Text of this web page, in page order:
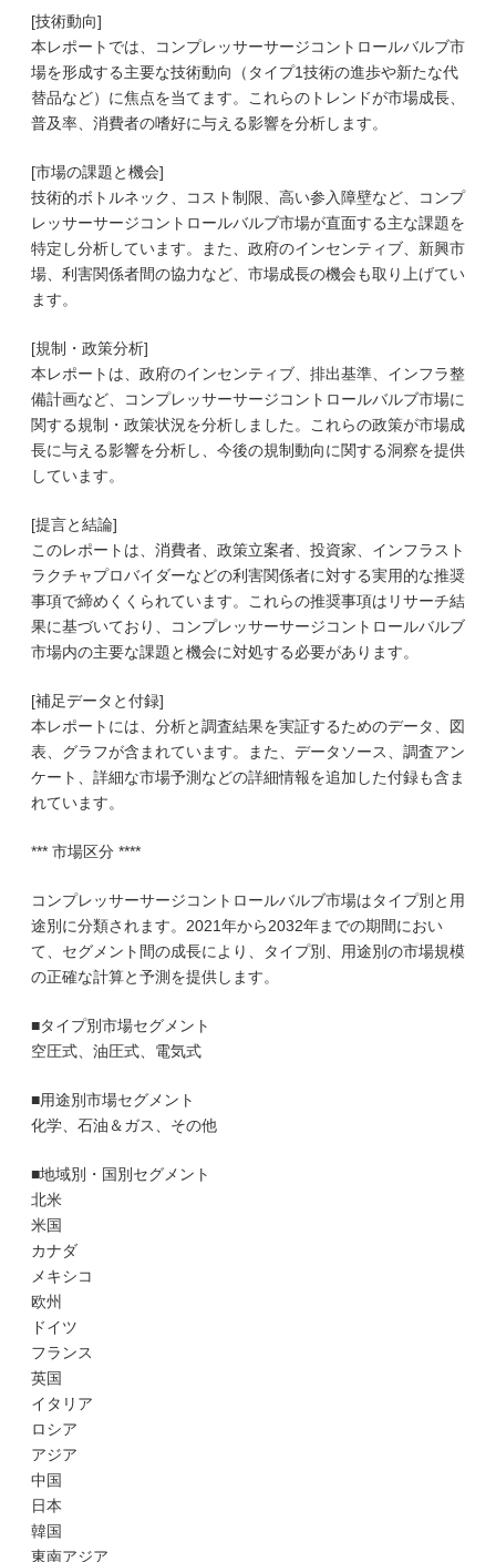
[技術動向]
本レポートでは、コンプレッサーサージコントロールバルブ市
場を形成する主要な技術動向（タイプ1技術の進歩や新たな代
替品など）に焦点を当てます。これらのトレンドが市場成長、
普及率、消費者の嗜好に与える影響を分析します。
[市場の課題と機会]
技術的ボトルネック、コスト制限、高い参入障壁など、コンプ
レッサーサージコントロールバルブ市場が直面する主な課題を
特定し分析しています。また、政府のインセンティブ、新興市
場、利害関係者間の協力など、市場成長の機会も取り上げてい
ます。
[規制・政策分析]
本レポートは、政府のインセンティブ、排出基準、インフラ整
備計画など、コンプレッサーサージコントロールバルブ市場に
関する規制・政策状況を分析しました。これらの政策が市場成
長に与える影響を分析し、今後の規制動向に関する洞察を提供
しています。
[提言と結論]
このレポートは、消費者、政策立案者、投資家、インフラスト
ラクチャプロバイダーなどの利害関係者に対する実用的な推奨
事項で締めくくられています。これらの推奨事項はリサーチ結
果に基づいており、コンプレッサーサージコントロールバルブ
市場内の主要な課題と機会に対処する必要があります。
[補足データと付録]
本レポートには、分析と調査結果を実証するためのデータ、図
表、グラフが含まれています。また、データソース、調査アン
ケート、詳細な市場予測などの詳細情報を追加した付録も含ま
れています。
*** 市場区分 ****
コンプレッサーサージコントロールバルブ市場はタイプ別と用
途別に分類されます。2021年から2032年までの期間におい
て、セグメント間の成長により、タイプ別、用途別の市場規模
の正確な計算と予測を提供します。
■タイプ別市場セグメント
空圧式、油圧式、電気式
■用途別市場セグメント
化学、石油＆ガス、その他
■地域別・国別セグメント
北米
米国
カナダ
メキシコ
欧州
ドイツ
フランス
英国
イタリア
ロシア
アジア
中国
日本
韓国
東南アジア